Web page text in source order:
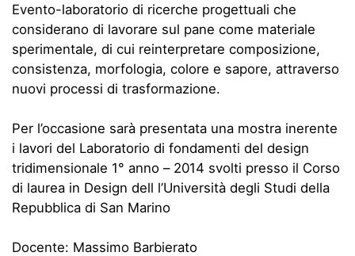
Evento-laboratorio di ricerche progettuali che
considerano di lavorare sul pane come materiale
sperimentale, di cui reinterpretare composizione,
consistenza, morfologia, colore e sapore, attraverso
nuovi processi di trasformazione.
Per l’occasione sarà presentata una mostra inerente
i lavori del Laboratorio di fondamenti del design
tridimensionale 1° anno – 2014 svolti presso il Corso
di laurea in Design dell l’Università degli Studi della
Repubblica di San Marino
Docente: Massimo Barbierato